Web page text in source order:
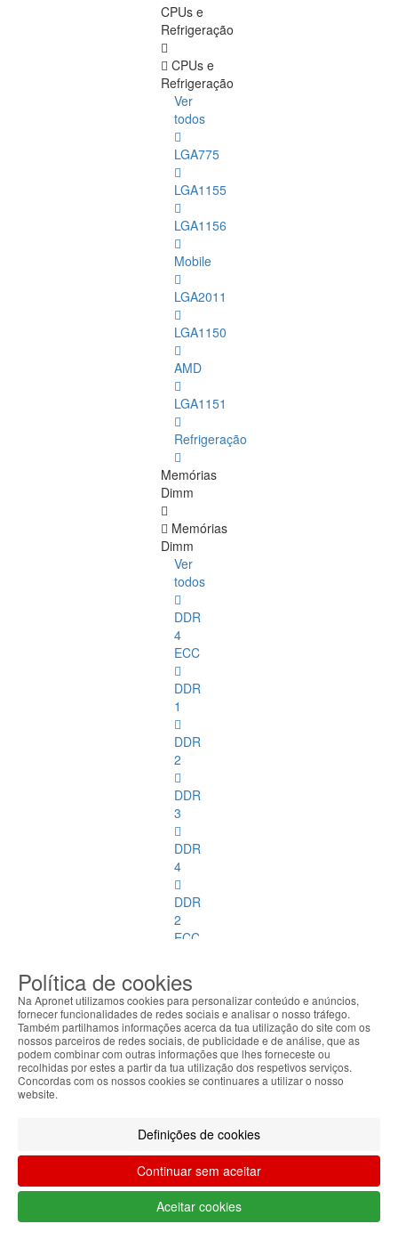
CPUs e
Refrigeração
CPUs e
Refrigeração
Ver
todos
LGA775
LGA1155
LGA1156
Mobile
LGA2011
LGA1150
AMD
LGA1151
Refrigeração
Memórias
Dimm
Memórias
Dimm
Ver
todos
DDR
4
ECC
DDR
1
DDR
2
DDR
3
DDR
4
DDR
2
ECC
3
ECC
Memórias
SoDimm
Ver
todos
DDR1
DDR2
Política de cookies
Na Apronet utilizamos cookies para personalizar conteúdo e anúncios,
fornecer funcionalidades de redes sociais e analisar o nosso tráfego.
Também partilhamos informações acerca da tua utilização do site com os
nossos parceiros de redes sociais, de publicidade e de análise, que as
podem combinar com outras informações que lhes forneceste ou
recolhidas por estes a partir da tua utilização dos respetivos serviços.
Concordas com os nossos cookies se continuares a utilizar o nosso
website.
Definições de cookies
Continuar sem aceitar
Aceitar cookies